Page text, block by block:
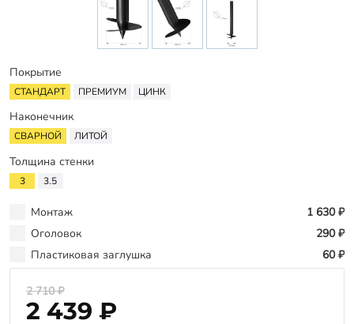
Программа лояльности
Вакансии
Калькулятор ЖБ свай
Покрытие
СТАНДАРТ ПРЕМИУМ ЦИНК
Наконечник
СВАРНОЙ ЛИТОЙ
Толщина стенки
3 3.5
Монтаж
1 630 ₽
Оголовок
290 ₽
Пластиковая заглушка
60 ₽
2 710 ₽
2 439 ₽